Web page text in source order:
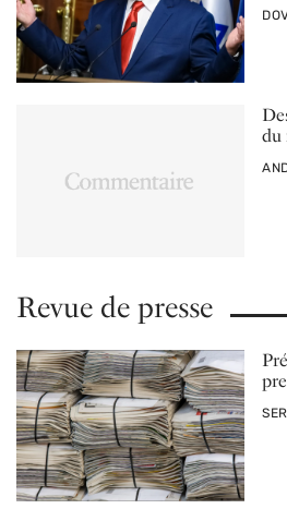
du
Revue de presse